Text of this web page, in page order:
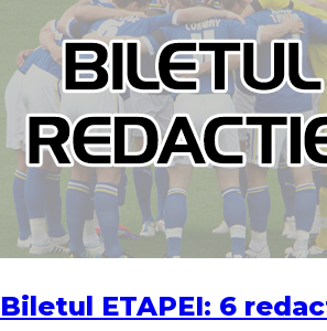
Biletul ETAPEI: 6